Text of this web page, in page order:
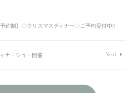
予約制】◇クリスマスディナー◇ご予約受付中‼
ナーショー開催